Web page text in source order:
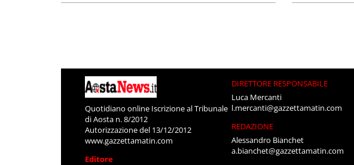
Quotidiano online Iscrizione al Tribunale
di Aosta n. 8/2012
Autorizzazione del 13/12/2012
www.gazzettamatin.com
Editore
DIRETTORE RESPONSABILE
Luca Mercanti
l.mercanti@gazzettamatin.com
REDAZIONE
Alessandro Bianchet
a.bianchet@gazzettamatin.com